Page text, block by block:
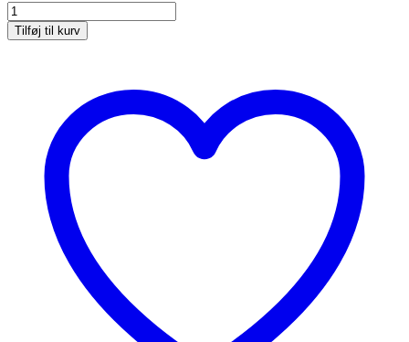
Mandler
med
skal
Tilføj til kurv